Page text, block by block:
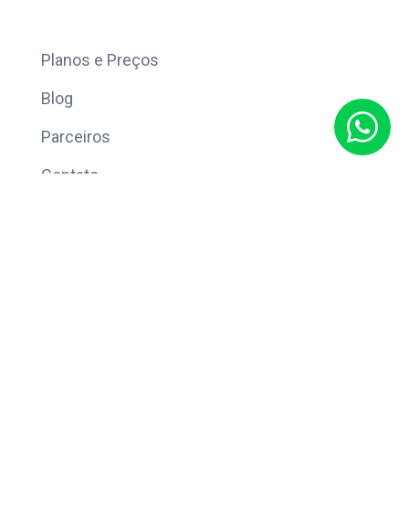
Planos e Preços
Blog
Parceiros
Contato